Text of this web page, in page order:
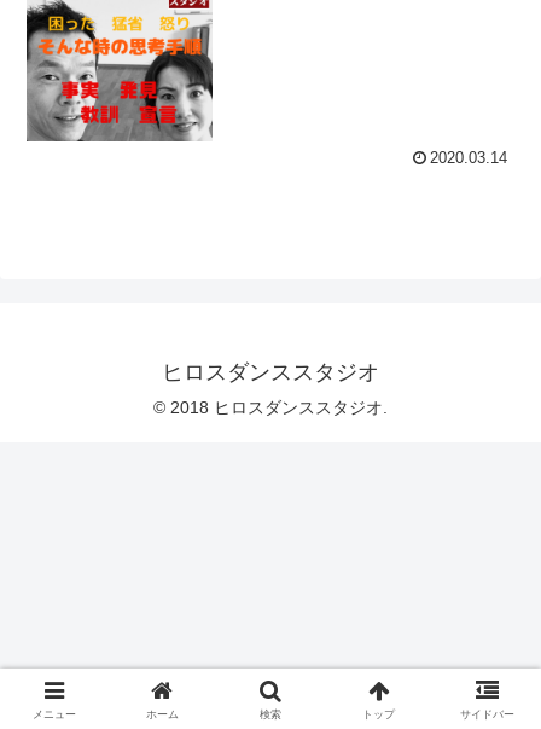
2020.03.14
ヒロスダンススタジオ
© 2018 ヒロスダンススタジオ.
メニュー ホーム 検索 トップ サイドバー